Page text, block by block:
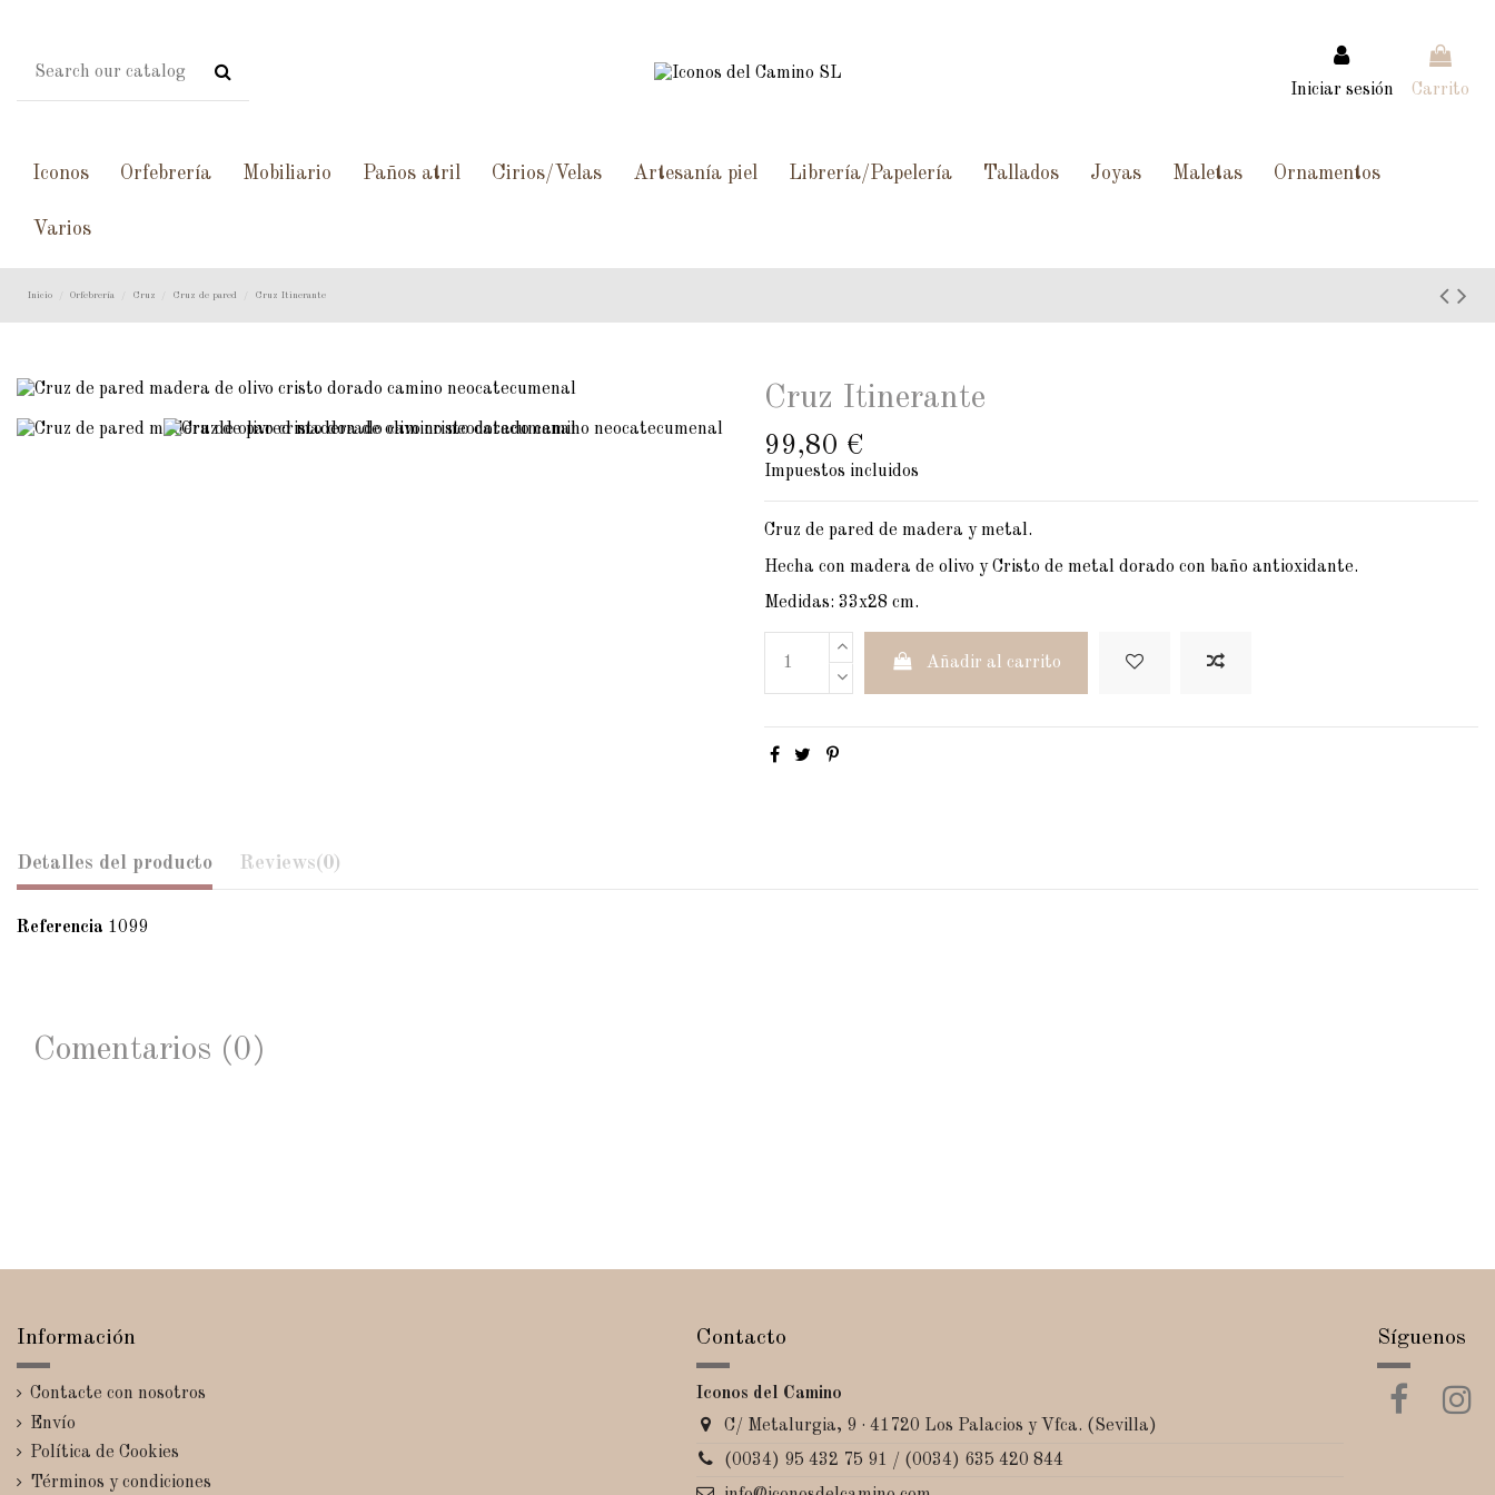
Iniciar sesión Carrito
Iconos Orfebrería Mobiliario Paños atril Cirios/Velas Artesanía piel Librería/Papelería Tallados Joyas Maletas Ornamentos
Varios
Inicio Orfebrería Cruz Cruz de pared Cruz Itinerante
Cruz Itinerante
99,80 €
Impuestos incluidos
Cruz de pared de madera y metal.
Hecha con madera de olivo y Cristo de metal dorado con baño antioxidante.
Medidas: 33x28 cm.
Añadir al carrito
Detalles del producto Reviews(0)
Referencia 1099
Comentarios (0)
Información
Contacte con nosotros
Envío
Política de Cookies
Términos y condiciones
Contacto
Iconos del Camino
C/ Metalurgia, 9 · 41720 Los Palacios y Vfca. (Sevilla)
(0034) 95 432 75 91 / (0034) 635 420 844
Síguenos